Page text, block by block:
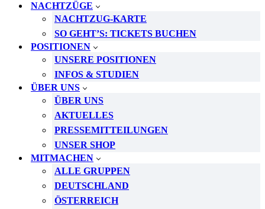
NACHTZÜGE
NACHTZUG-KARTE
SO GEHT’S: TICKETS BUCHEN
POSITIONEN
UNSERE POSITIONEN
INFOS & STUDIEN
ÜBER UNS
ÜBER UNS
AKTUELLES
PRESSEMITTEILUNGEN
UNSER SHOP
MITMACHEN
ALLE GRUPPEN
DEUTSCHLAND
ÖSTERREICH